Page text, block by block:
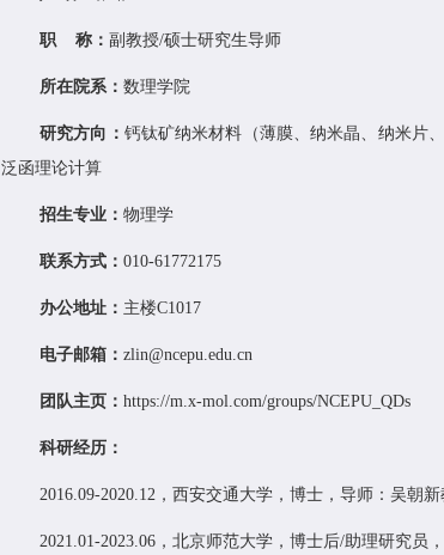
职 称 ： 副教授/硕士研究生导师
所在院系： 数理学院
研究方向： 钙钛矿纳米材料（薄膜、纳米晶、纳米片
泛函理论计算
招生专业： 物理学
联系方式： 010-61772175
办公地址： 主楼C1017
电子邮箱： zlin@ncepu.edu.cn
团队主页： https://m.x-mol.com/groups/NCEPU_QDs
科研经历：
2016.09-2020.12 ， 西安交通大学 ，博士，导师：吴朝
2021.01-2023.06 ， 北京师范大学 ， 博士后/助理研究员